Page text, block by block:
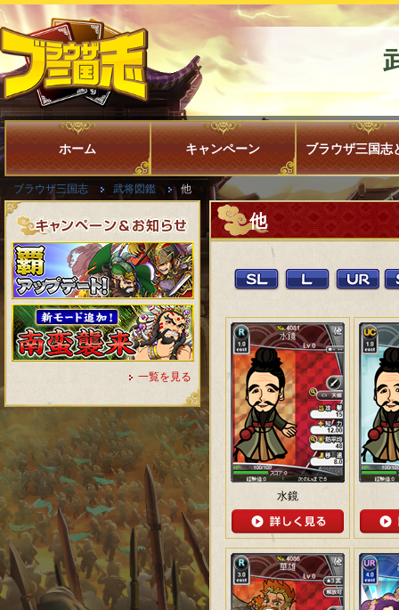
ホーム キャンペーン ブラウザ三国志
ブラウザ三国志 武将図鑑 他
一覧を見る
他
水鏡